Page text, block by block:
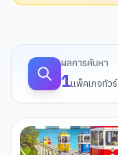
ผลการค้นหา
1แพ็คเกจทัวร์